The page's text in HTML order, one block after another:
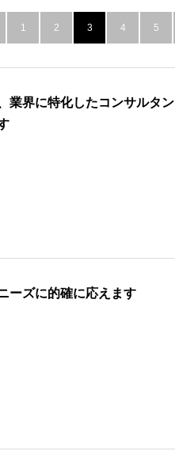
1 2 3 4 5
業界に特化したコンサルタン
ーズに的確に応えます